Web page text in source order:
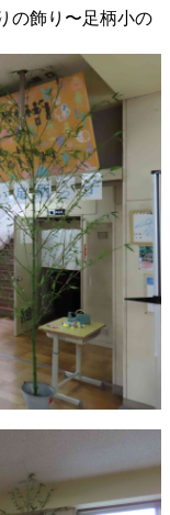
の飾り〜足柄小の